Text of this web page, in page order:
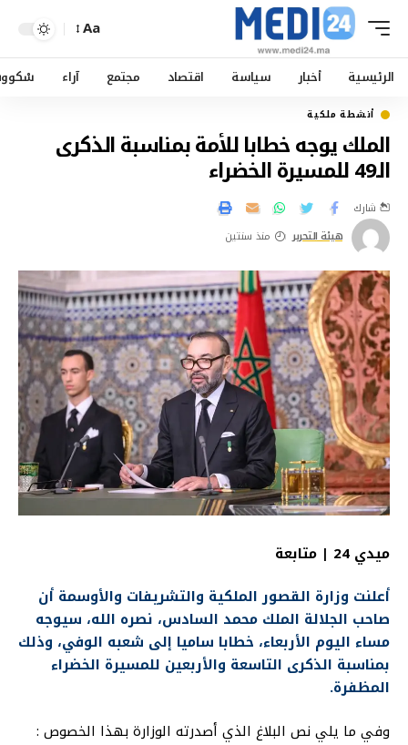
Aa
الرئيسية أخبار سياسة اقتصاد مجتمع آراء
أنشطة ملكية
الملك يوجه خطابا للأمة بمناسبة الذكرى
الـ49 للمسيرة الخضراء
هيئة التحرير منذ سنتين
شارك
ميدي 24 | متابعة
أعلنت وزارة القصور الملكية والتشريفات والأوسمة أن
صاحب الجلالة الملك محمد السادس، نصره الله، سيوجه
مساء اليوم الأربعاء، خطابا ساميا إلى شعبه الوفي، وذلك
بمناسبة الذكرى التاسعة والأربعين للمسيرة الخضراء
المظفرة.
وفي ما يلي نص البلاغ الذي أصدرته الوزارة بهذا الخصوص :